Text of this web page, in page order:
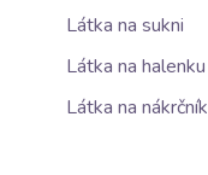
Látka na sukni
Látka na halenku
Látka na nákrčník